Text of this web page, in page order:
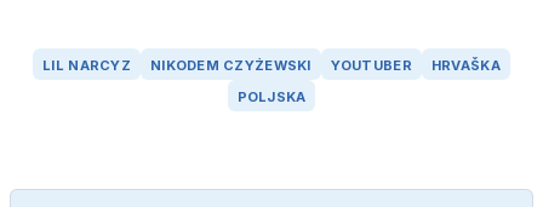
LIL NARCYZ NIKODEM CZYŻEWSKI YOUTUBER
HRVAŠKA
POLJSKA